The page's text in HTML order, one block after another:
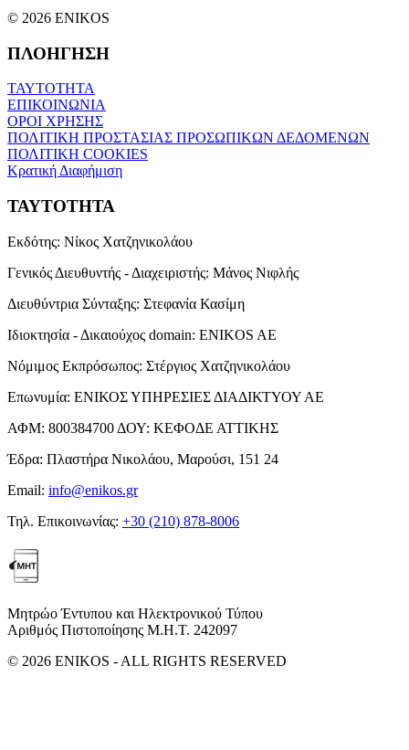
© 2026 ENIKOS
ΠΛΟΗΓΗΣΗ
ΤΑΥΤΟΤΗΤΑ
ΕΠΙΚΟΙΝΩΝΙΑ
ΟΡΟΙ ΧΡΗΣΗΣ
ΠΟΛΙΤΙΚΗ ΠΡΟΣΤΑΣΙΑΣ ΠΡΟΣΩΠΙΚΩΝ ΔΕΔΟΜΕΝΩΝ
ΠΟΛΙΤΙΚΗ COOKIES
Κρατική Διαφήμιση
ΤΑΥΤΟΤΗΤΑ
Εκδότης: Νίκος Χατζηνικολάου
Γενικός Διευθυντής - Διαχειριστής: Μάνος Νιφλής
Διευθύντρια Σύνταξης: Στεφανία Κασίμη
Ιδιοκτησία - Δικαιούχος domain: ENIKOS AE
Νόμιμος Εκπρόσωπος: Στέργιος Χατζηνικολάου
Επωνυμία: ΕΝΙΚΟΣ ΥΠΗΡΕΣΙΕΣ ΔΙΑΔΙΚΤΥΟΥ ΑΕ
ΑΦΜ: 800384700 ΔΟΥ: ΚΕΦΟΔΕ ΑΤΤΙΚΗΣ
Έδρα: Πλαστήρα Νικολάου, Μαρούσι, 151 24
Email: info@enikos.gr
Τηλ. Επικοινωνίας: +30 (210) 878-8006
Μητρώο Έντυπου και Ηλεκτρονικού Τύπου
Αριθμός Πιστοποίησης Μ.Η.Τ. 242097
© 2026 ENIKOS - ALL RIGHTS RESERVED